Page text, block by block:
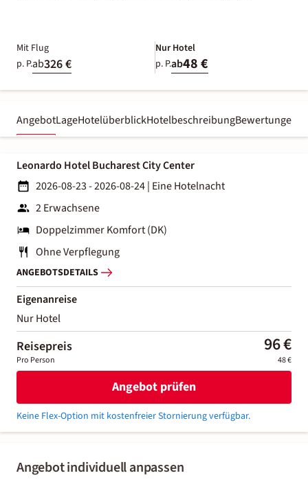
Mit Flug
p. P.ab326 €
Nur Hotel
p. P.ab48 €
AngebotLageHotelüberblickHotelbeschreibungBewertungen
Angebot individuell anpassen
Leonardo Hotel Bucharest City Center
2026-08-23 - 2026-08-24| Eine Hotelnacht
2 Erwachsene
Doppelzimmer Komfort (DK)
Ohne Verpflegung
ANGEBOTSDETAILS
Eigenanreise
Nur Hotel
Reisepreis 96 €
Pro Person 48 €
Angebot prüfen
Keine Flex-Option mit kostenfreier Stornierung verfügbar.